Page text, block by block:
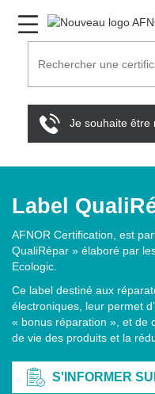
Je souhaite être
Label
AFNOR Certification, est
QualiRépar » élaboré par
Ecologic.
Ce label destiné aux
électroniques, leur permet
« bonus réparation », et de
de vie des produits et la
S'INFORMER